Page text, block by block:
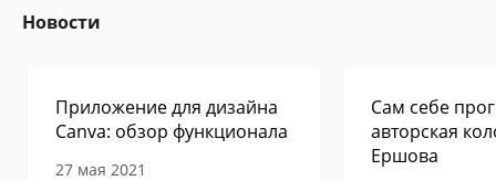
Новости
Приложение для дизайна
Canva: обзор функционала
27 мая 2021
Сам себе
авторская
Ершова